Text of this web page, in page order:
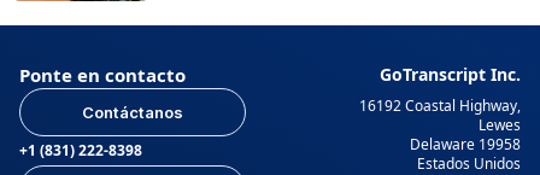
Ponte en contacto
Contáctanos
+1 (831) 222-8398
GoTranscript Inc.
16192 Coastal Highway,
Lewes
Delaware 19958
Estados Unidos